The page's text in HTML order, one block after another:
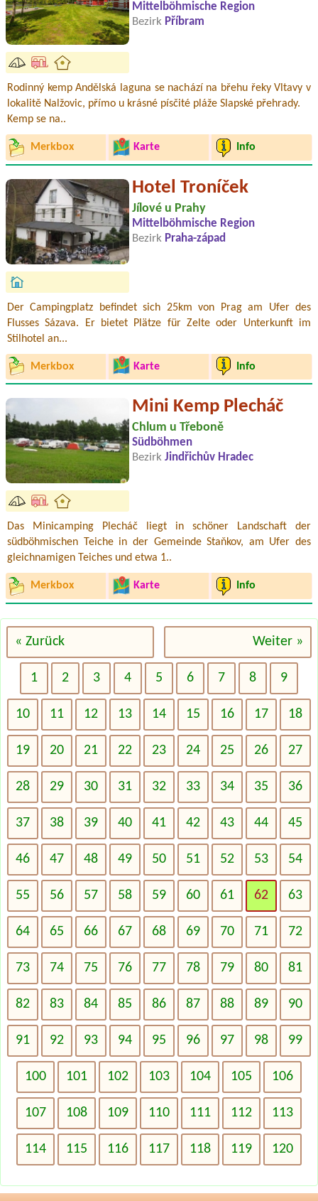
Mittelböhmische Region
Bezirk Příbram
Rodinný kemp Andělská laguna se nachází na břehu řeky Vltavy v
lokalitě Nalžovic, přímo u krásné písčité pláže Slapské přehrady.
Kemp se na..
Merkbox Karte Info
Hotel Troníček
Jílové u Prahy
Mittelböhmische Region
Bezirk Praha-západ
Der Campingplatz befindet sich 25km von Prag am Ufer des
Flusses Sázava. Er bietet Plätze für Zelte oder Unterkunft im
Stilhotel an...
Merkbox Karte Info
Mini Kemp Plecháč
Chlum u Třeboně
Südböhmen
Bezirk Jindřichův Hradec
Das Minicamping Plecháč liegt in schöner Landschaft der
südböhmischen Teiche in der Gemeinde Staňkov, am Ufer des
gleichnamigen Teiches und etwa 1..
Merkbox Karte Info
« Zurück Weiter »
1 2 3 4 5 6 7 8 9
10 11 12 13 14 15 16 17 18
19 20 21 22 23 24 25 26 27
28 29 30 31 32 33 34 35 36
37 38 39 40 41 42 43 44 45
46 47 48 49 50 51 52 53 54
55 56 57 58 59 60 61 62 63
64 65 66 67 68 69 70 71 72
73 74 75 76 77 78 79 80 81
82 83 84 85 86 87 88 89 90
91 92 93 94 95 96 97 98 99
100 101 102 103 104 105 106
107 108 109 110 111 112 113
114 115 116 117 118 119 120